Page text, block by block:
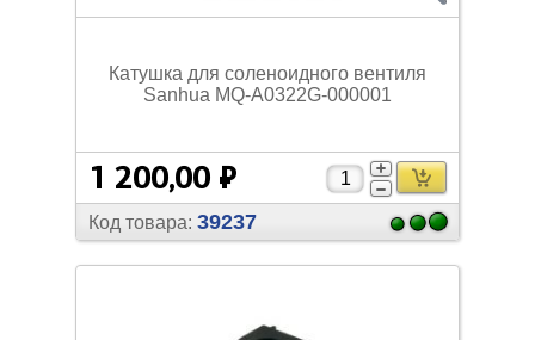
Катушка для соленоидного вентиля
Sanhua MQ-A0322G-000001
1 200,00 ₽
Код товара: 39237